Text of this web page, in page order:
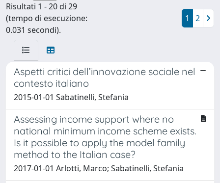
Risultati 1 - 20 di 29
(tempo di esecuzione:
0.031 secondi).
1 2
Aspetti critici dell’innovazione sociale nel
contesto italiano
2015-01-01 Sabatinelli, Stefania
Assessing income support where no
national minimum income scheme exists.
Is it possible to apply the model family
method to the Italian case?
2017-01-01 Arlotti, Marco; Sabatinelli, Stefania